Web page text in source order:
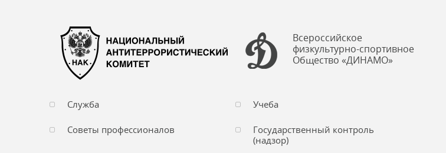
Всероссийское
физкультурно-спортивное
Общество «ДИНАМО»
Служба Учеба
Советы профессионалов
Государственный контроль
(надзор)